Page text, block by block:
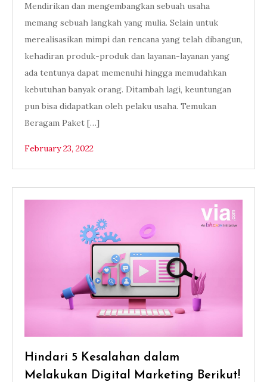
Mendirikan dan mengembangkan sebuah usaha
memang sebuah langkah yang mulia. Selain untuk
merealisasikan mimpi dan rencana yang telah dibangun,
kehadiran produk-produk dan layanan-layanan yang
ada tentunya dapat memenuhi hingga memudahkan
kebutuhan banyak orang. Ditambah lagi, keuntungan
pun bisa didapatkan oleh pelaku usaha. Temukan
Beragam Paket […]
February 23, 2022
Hindari 5 Kesalahan dalam
Melakukan Digital Marketing Berikut!